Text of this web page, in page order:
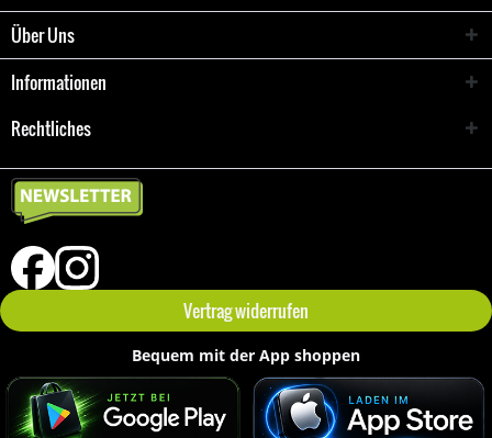
Über Uns
Informationen
Rechtliches
Vertrag widerrufen
Bequem mit der App shoppen